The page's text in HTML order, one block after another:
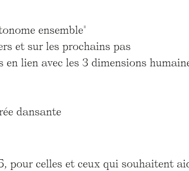
ensemble"
et sur les prochains pas
lien avec les 3 dimensions
dansante
pour celles et ceux qui souhaitent